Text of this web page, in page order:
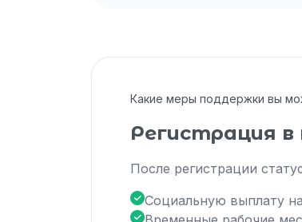
Какие меры поддержки вы
Регистрация
После регистрации
Социальную выплату